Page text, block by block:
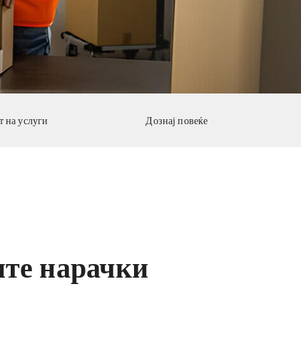
на услуги Дознај повеќе
нарачки